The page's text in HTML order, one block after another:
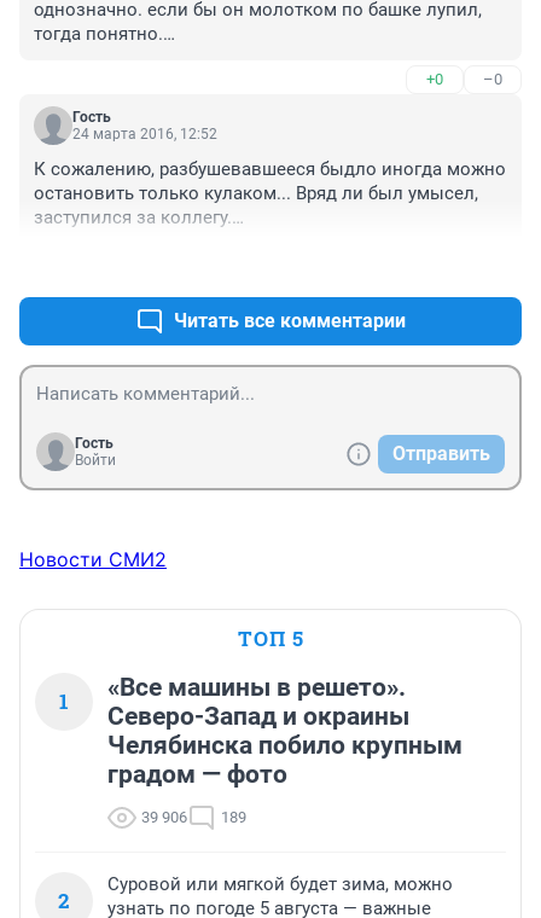
однозначно. если бы он молотком по башке лупил,
тогда понятно.
вред - нельзя, умысел был чистой воды на "побои", ну
а должно квалифицироваться по ст.109 УК РФ
"Причинение смерти по неосторожности". Лишение
Причинением смерти по неосторожности в УК РФ
признаётся действие или бездействие, объективно
повлёкшее за собой смерть другого человека, но
предвидел, хотя мог и должен был предвидеть, что
его деяние приведёт или может привести к смерти
другого человека (преступная небрежность); либо же
предвидел, но безосновательно предполагал, что
этого не произойдёт, либо рассчитывал этого
+0 –0
Гость
24 марта 2016, 12:52
К сожалению, разбушевавшееся быдло иногда можно
остановить только кулаком... Вряд ли был умысел,
заступился за коллегу.
Читать все комментарии
Гость
Войти
Отправить
Новости СМИ2
ТОП 5
1
«Все машины в решето».
Северо-Запад и окраины
Челябинска побило крупным
градом — фото
39 906 189
2
Суровой или мягкой будет зима, можно
узнать по погоде 5 августа — важные